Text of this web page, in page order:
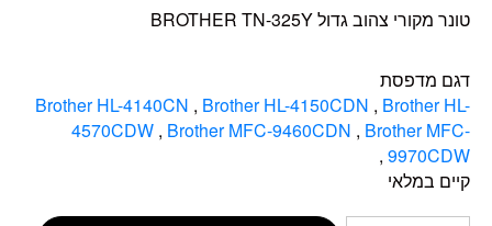
טונר מקורי צהוב גדול BROTHER TN-325Y
דגם מדפסת
Brother HL-4140CN , Brother HL-4150CDN , Brother HL-
4570CDW , Brother MFC-9460CDN , Brother MFC-
9970CDW
,
קיים במלאי